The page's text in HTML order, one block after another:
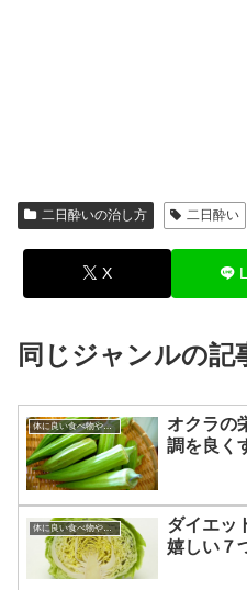
二日酔いの治し方 二日酔い
X
同じジャンルの記
体に良い食べ物やその効果
オクラの
調を良く
体に良い食べ物やその効果
ダイエッ
嬉しい７